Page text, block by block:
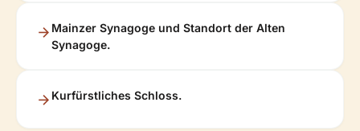
Mainzer Synagoge und Standort der Alten
Synagoge.
Kurfürstliches Schloss.